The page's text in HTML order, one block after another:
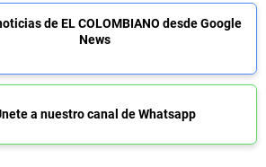
de EL COLOMBIANO desde Google
News
a nuestro canal de Whatsapp